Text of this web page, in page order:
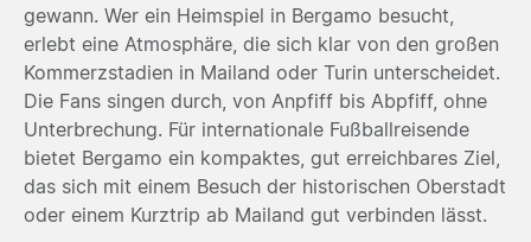
gewann. Wer ein Heimspiel in Bergamo besucht,
erlebt eine Atmosphäre, die sich klar von den großen
Kommerzstadien in Mailand oder Turin unterscheidet.
Die Fans singen durch, von Anpfiff bis Abpfiff, ohne
Unterbrechung. Für internationale Fußballreisende
bietet Bergamo ein kompaktes, gut erreichbares Ziel,
das sich mit einem Besuch der historischen Oberstadt
oder einem Kurztrip ab Mailand gut verbinden lässt.